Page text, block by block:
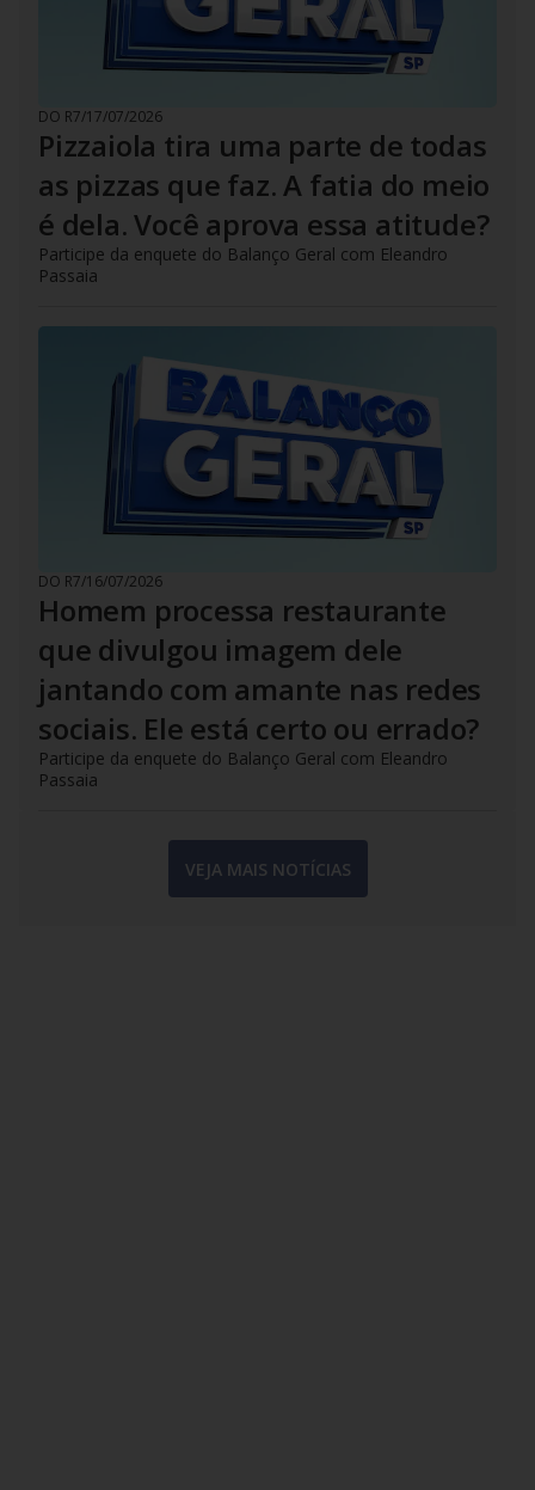
DO R7/17/07/2026
Pizzaiola tira uma parte de todas
as pizzas que faz. A fatia do meio
é dela. Você aprova essa atitude?
Participe da enquete do Balanço Geral com Eleandro
Passaia
DO R7/16/07/2026
Homem processa restaurante
que divulgou imagem dele
jantando com amante nas redes
sociais. Ele está certo ou errado?
Participe da enquete do Balanço Geral com Eleandro
Passaia
VEJA MAIS NOTÍCIAS